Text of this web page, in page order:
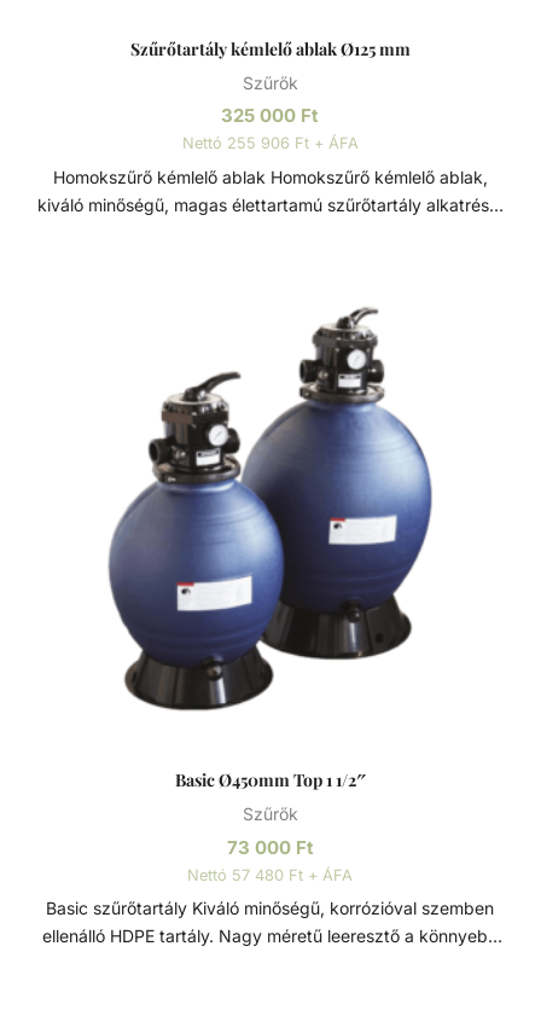
Szűrőtartály kémlelő ablak Ø125 mm
Szűrők
325 000 Ft
Nettó 255 906 Ft + ÁFA
Homokszűrő kémlelő ablak Homokszűrő kémlelő ablak,
kiváló minőségű, magas élettartamú szűrőtartály alkatrész.
elszaporodhatnak az algák és más szennyeződések,
melyek nem csak a látványt rontják, de a fürdőzők
egészségére is veszélyesek lehetnek. A szűrőtartály a
vízforgató készülék segítségével az egészen finom
szennyeződéseket is kiszűrhetik a vízből, amelyek így
fennakadnak a szűrőközegen.
Basic Ø450mm Top 1 1/2″
Szűrők
73 000 Ft
Nettó 57 480 Ft + ÁFA
Basic szűrőtartály Kiváló minőségű, korrózióval szemben
ellenálló HDPE tartály. Nagy méretű leeresztő a könnyebb